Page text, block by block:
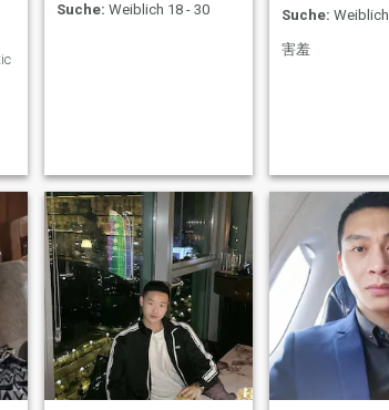
Suche: Weiblich 18 - 30
Suche:
害羞